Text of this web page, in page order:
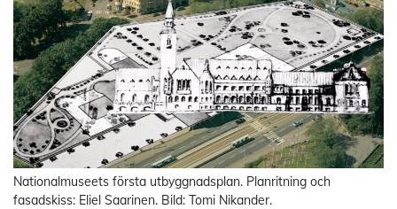
Nationalmuseets första utbyggnadsplan. Planritning och
fasadskiss: Eliel Saarinen. Bild: Tomi Nikander.